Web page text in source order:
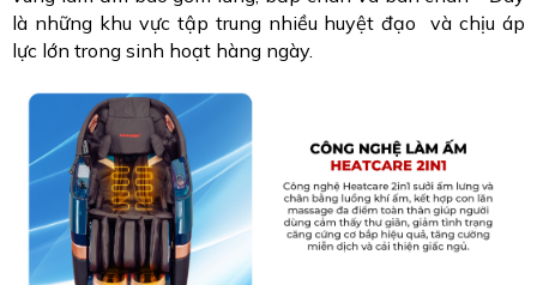
là những khu vực tập trung nhiều huyệt đạo và chịu áp
lực lớn trong sinh hoạt hàng ngày.